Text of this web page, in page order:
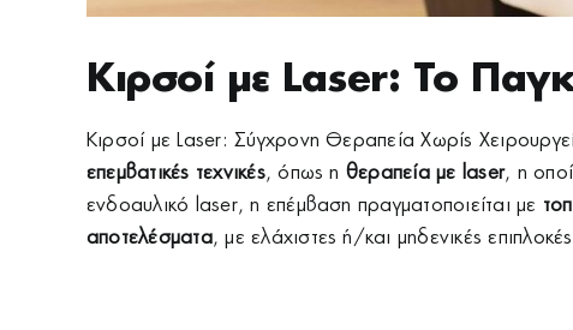
Κιρσοί με Laser: Το
Κιρσοί με Laser: Σύγχρονη Θεραπεία Χωρίς
επεμβατικές τεχνικές, όπως η θεραπεία με laser, η
ενδοαυλικό laser, η επέμβαση πραγματοποιείται με
αποτελέσματα, με ελάχιστες ή/και μηδενικές